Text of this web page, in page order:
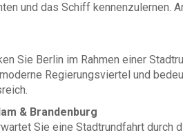
und das Schiff kennenzulernen.
Sie Berlin im Rahmen einer
Regierungsviertel und
& Brandenburg
Sie eine Stadtrundfahrt durch